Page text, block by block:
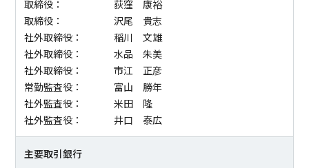
取締役：
荻窪 康裕
取締役：
沢尾 貴志
社外取締役：
稲川 文雄
社外取締役：
水品 朱美
社外取締役：
市江 正彦
常勤監査役：
富山 勝年
社外監査役：
米田 隆
社外監査役：
井口 泰広
主要取引銀行